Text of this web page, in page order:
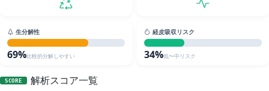
生分解性
69%比較的分解しやすい
経皮吸収リスク
34%低〜中リスク
SCORE
解析スコア一覧